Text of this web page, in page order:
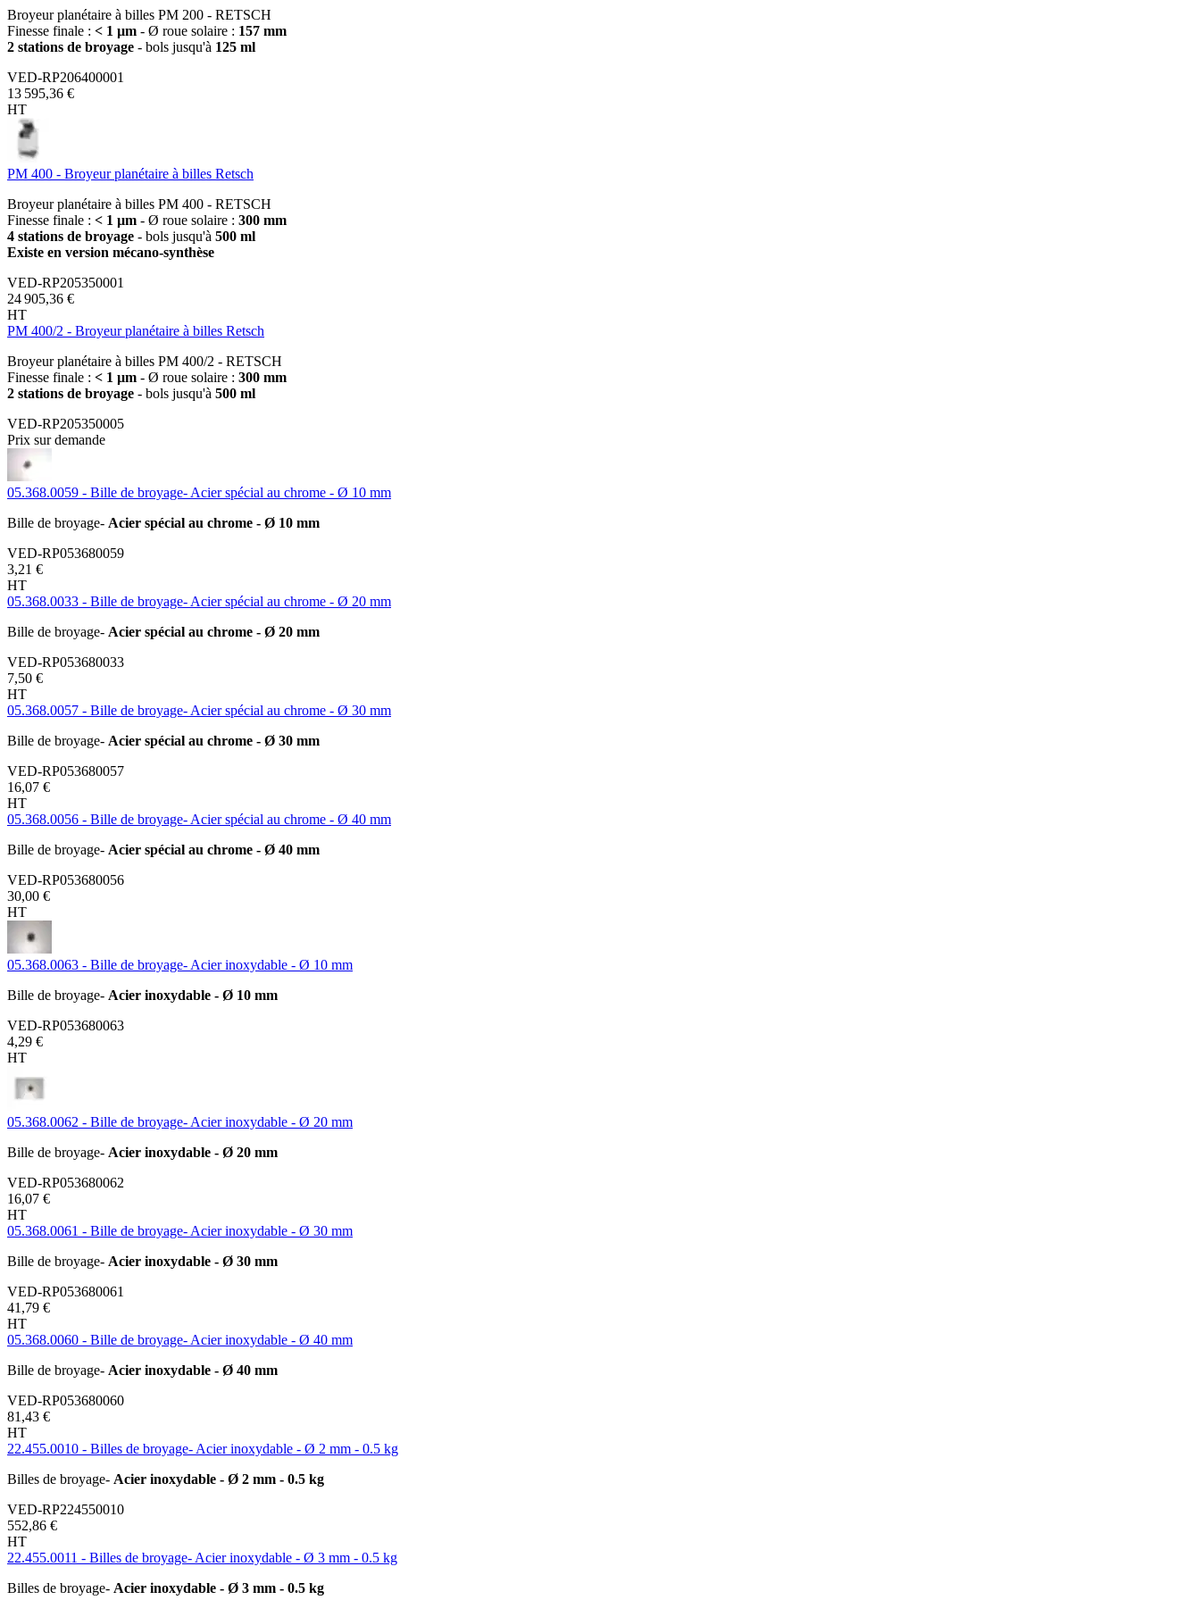
Broyeur planétaire à billes PM 200 - RETSCH
Finesse finale : < 1 µm - Ø roue solaire : 157 mm
2 stations de broyage - bols jusqu'à 125 ml
VED-RP206400001
13 595,36 €
HT
PM 400 - Broyeur planétaire à billes Retsch
Broyeur planétaire à billes PM 400 - RETSCH
Finesse finale : < 1 µm - Ø roue solaire : 300 mm
4 stations de broyage - bols jusqu'à 500 ml
Existe en version mécano-synthèse
VED-RP205350001
24 905,36 €
HT
PM 400/2 - Broyeur planétaire à billes Retsch
Broyeur planétaire à billes PM 400/2 - RETSCH
Finesse finale : < 1 µm - Ø roue solaire : 300 mm
2 stations de broyage - bols jusqu'à 500 ml
VED-RP205350005
Prix sur demande
05.368.0059 - Bille de broyage- Acier spécial au chrome - Ø 10 mm
Bille de broyage- Acier spécial au chrome - Ø 10 mm
VED-RP053680059
3,21 €
HT
05.368.0033 - Bille de broyage- Acier spécial au chrome - Ø 20 mm
Bille de broyage- Acier spécial au chrome - Ø 20 mm
VED-RP053680033
7,50 €
HT
05.368.0057 - Bille de broyage- Acier spécial au chrome - Ø 30 mm
Bille de broyage- Acier spécial au chrome - Ø 30 mm
VED-RP053680057
16,07 €
HT
05.368.0056 - Bille de broyage- Acier spécial au chrome - Ø 40 mm
Bille de broyage- Acier spécial au chrome - Ø 40 mm
VED-RP053680056
30,00 €
HT
05.368.0063 - Bille de broyage- Acier inoxydable - Ø 10 mm
Bille de broyage- Acier inoxydable - Ø 10 mm
VED-RP053680063
4,29 €
HT
05.368.0062 - Bille de broyage- Acier inoxydable - Ø 20 mm
Bille de broyage- Acier inoxydable - Ø 20 mm
VED-RP053680062
16,07 €
HT
05.368.0061 - Bille de broyage- Acier inoxydable - Ø 30 mm
Bille de broyage- Acier inoxydable - Ø 30 mm
VED-RP053680061
41,79 €
HT
05.368.0060 - Bille de broyage- Acier inoxydable - Ø 40 mm
Bille de broyage- Acier inoxydable - Ø 40 mm
VED-RP053680060
81,43 €
HT
22.455.0010 - Billes de broyage- Acier inoxydable - Ø 2 mm - 0.5 kg
Billes de broyage- Acier inoxydable - Ø 2 mm - 0.5 kg
VED-RP224550010
552,86 €
HT
22.455.0011 - Billes de broyage- Acier inoxydable - Ø 3 mm - 0.5 kg
Billes de broyage- Acier inoxydable - Ø 3 mm - 0.5 kg